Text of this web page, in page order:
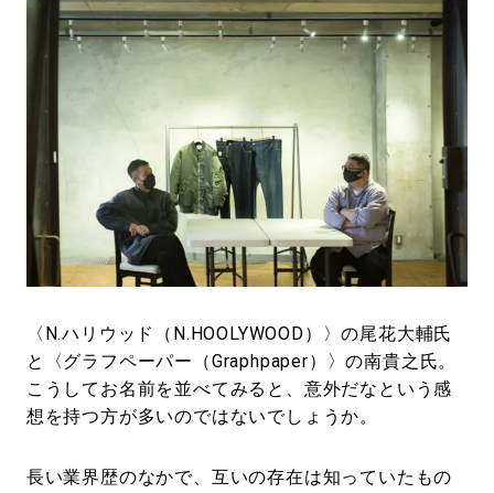
#路地裏てぃーん。 #MONTHLY JOURNAL
#GH 銘品の所以 #フイナムのYouTube
#Commune H #FOCUS IT
#ととけん #FASHION #MUSIC
#LIFESTYLE #SNEAKER #OUTDOOR
#SPORTS #HANDSOME HANDBOOK
〈N.ハリウッド（N.HOOLYWOOD）〉の尾花大輔氏
と〈グラフペーパー（Graphpaper）〉の南貴之氏。
こうしてお名前を並べてみると、意外だなという感
想を持つ方が多いのではないでしょうか。
長い業界歴のなかで、互いの存在は知っていたもの